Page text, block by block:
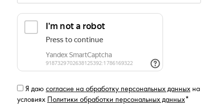
Я даю согласие на обработку персональных данных на
условиях Политики обработки персональных данных*